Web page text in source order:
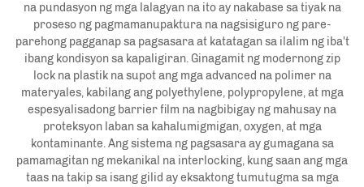
na pundasyon ng mga lalagyan na ito ay nakabase sa tiyak na
proseso ng pagmamanupaktura na nagsisiguro ng pare-
parehong pagganap sa pagsasara at katatagan sa ilalim ng iba't
ibang kondisyon sa kapaligiran. Ginagamit ng modernong zip
lock na plastik na supot ang mga advanced na polimer na
materyales, kabilang ang polyethylene, polypropylene, at mga
espesyalisadong barrier film na nagbibigay ng mahusay na
proteksyon laban sa kahalumigmigan, oxygen, at mga
kontaminante. Ang sistema ng pagsasara ay gumagana sa
pamamagitan ng mekanikal na interlocking, kung saan ang mga
taas na takip sa isang gilid ay eksaktong tumutugma sa mga